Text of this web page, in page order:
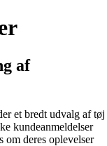
af
et bredt udvalg af tøj
kundeanmeldelser
deres oplevelser